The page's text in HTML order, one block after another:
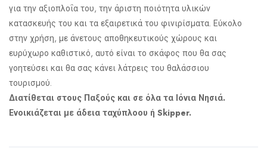
για την αξιοπλοΐα του, την άριστη ποιότητα υλικών
κατασκευής του και τα εξαιρετικά του φινιρίσματα. Εύκολο
στην χρήση, με άνετους αποθηκευτικούς χώρους και
ευρύχωρο καθιστικό, αυτό είναι το σκάφος που θα σας
γοητεύσει και θα σας κάνει λάτρεις του θαλάσσιου
τουρισμού.
Διατίθεται στους Παξούς και σε όλα τα Ιόνια Νησιά.
Ενοικιάζεται με άδεια ταχύπλοου ή Skipper.